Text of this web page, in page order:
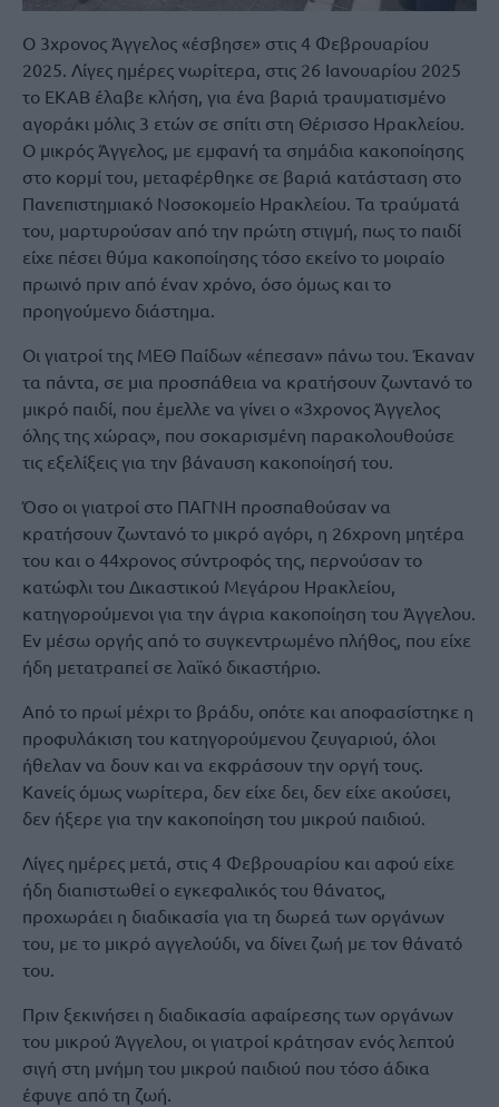
Ο 3χρονος Άγγελος «έσβησε» στις 4 Φεβρουαρίου
2025. Λίγες ημέρες νωρίτερα, στις 26 Ιανουαρίου 2025
το ΕΚΑΒ έλαβε κλήση, για ένα βαριά τραυματισμένο
αγοράκι μόλις 3 ετών σε σπίτι στη Θέρισσο Ηρακλείου.
Ο μικρός Άγγελος, με εμφανή τα σημάδια κακοποίησης
στο κορμί του, μεταφέρθηκε σε βαριά κατάσταση στο
Πανεπιστημιακό Νοσοκομείο Ηρακλείου. Τα τραύματά
του, μαρτυρούσαν από την πρώτη στιγμή, πως το παιδί
είχε πέσει θύμα κακοποίησης τόσο εκείνο το μοιραίο
πρωινό πριν από έναν χρόνο, όσο όμως και το
προηγούμενο διάστημα.
Οι γιατροί της ΜΕΘ Παίδων «έπεσαν» πάνω του. Έκαναν
τα πάντα, σε μια προσπάθεια να κρατήσουν ζωντανό το
μικρό παιδί, που έμελλε να γίνει ο «3χρονος Άγγελος
όλης της χώρας», που σοκαρισμένη παρακολουθούσε
τις εξελίξεις για την βάναυση κακοποίησή του.
Όσο οι γιατροί στο ΠΑΓΝΗ προσπαθούσαν να
κρατήσουν ζωντανό το μικρό αγόρι, η 26χρονη μητέρα
του και ο 44χρονος σύντροφός της, περνούσαν το
κατώφλι του Δικαστικού Μεγάρου Ηρακλείου,
κατηγορούμενοι για την άγρια κακοποίηση του Άγγελου.
Εν μέσω οργής από το συγκεντρωμένο πλήθος, που είχε
ήδη μετατραπεί σε λαϊκό δικαστήριο.
Από το πρωί μέχρι το βράδυ, οπότε και αποφασίστηκε η
προφυλάκιση του κατηγορούμενου ζευγαριού, όλοι
ήθελαν να δουν και να εκφράσουν την οργή τους.
Κανείς όμως νωρίτερα, δεν είχε δει, δεν είχε ακούσει,
δεν ήξερε για την κακοποίηση του μικρού παιδιού.
Λίγες ημέρες μετά, στις 4 Φεβρουαρίου και αφού είχε
ήδη διαπιστωθεί ο εγκεφαλικός του θάνατος,
προχωράει η διαδικασία για τη δωρεά των οργάνων
του, με το μικρό αγγελούδι, να δίνει ζωή με τον θάνατό
του.
Πριν ξεκινήσει η διαδικασία αφαίρεσης των οργάνων
του μικρού Άγγελου, οι γιατροί κράτησαν ενός λεπτού
σιγή στη μνήμη του μικρού παιδιού που τόσο άδικα
έφυγε από τη ζωή.